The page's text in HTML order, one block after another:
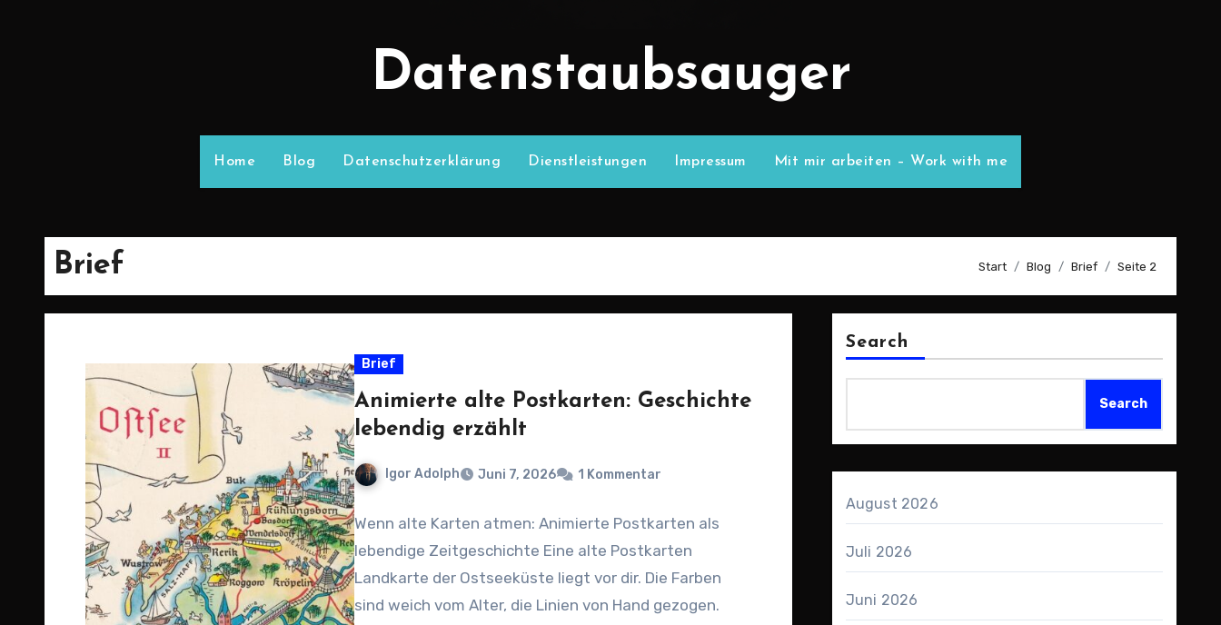
Datenstaubsauger
Home Blog Datenschutzerklärung Dienstleistungen Impressum Mit mir arbeiten – Work with me
Brief Start Blog Brief Seite 2
Brief
Animierte alte Postkarten: Geschichte
lebendig erzählt
Igor Adolph Juni 7, 2026 1 Kommentar
Wenn alte Karten atmen: Animierte Postkarten als
lebendige Zeitgeschichte Eine alte Postkarten
Landkarte der Ostseeküste liegt vor dir. Die Farben
sind weich vom Alter, die Linien von Hand gezogen.
Search
Search
August 2026
Juli 2026
Juni 2026